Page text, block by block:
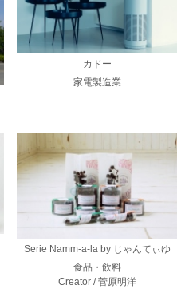
カドー
家電製造業
Serie Namm-a-la by じゃんてぃゆ
食品・飲料
Creator / 菅原明洋